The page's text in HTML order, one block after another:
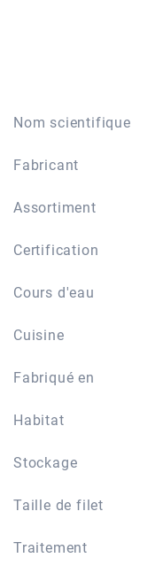
Nom scientifique
Fabricant
Assortiment
Certification
Cours d'eau
Cuisine
Fabriqué en
Habitat
Stockage
Taille de filet
Traitement